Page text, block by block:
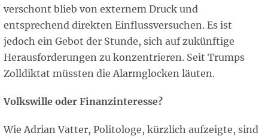
verschont blieb von externem Druck und
entsprechend direkten Einflussversuchen. Es ist
jedoch ein Gebot der Stunde, sich auf zukünftige
Herausforderungen zu konzentrieren. Seit Trumps
Zolldiktat müssten die Alarmglocken läuten.
Volkswille oder Finanzinteresse?
Wie Adrian Vatter, Politologe, kürzlich aufzeigte, sind